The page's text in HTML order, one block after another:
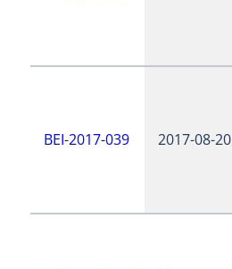
BEI-2017-039 2017-08-20